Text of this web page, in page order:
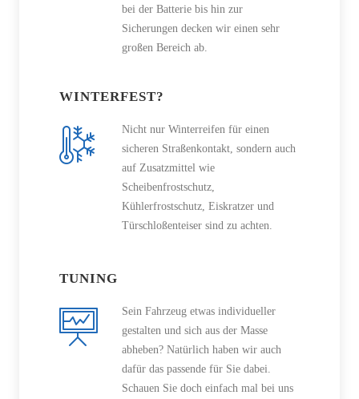
bei der Batterie bis hin zur
Sicherungen decken wir einen sehr
großen Bereich ab.
WINTERFEST?
Nicht nur Winterreifen für einen
sicheren Straßenkontakt, sondern auch
auf Zusatzmittel wie
Scheibenfrostschutz,
Kühlerfrostschutz, Eiskratzer und
Türschloßenteiser sind zu achten.
TUNING
Sein Fahrzeug etwas individueller
gestalten und sich aus der Masse
abheben? Natürlich haben wir auch
dafür das passende für Sie dabei.
Schauen Sie doch einfach mal bei uns